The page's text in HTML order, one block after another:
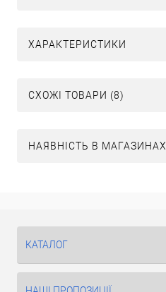
ХАРАКТЕРИСТИКИ
СХОЖІ ТОВАРИ (8)
НАЯВНІСТЬ В МАГАЗИНАХ
КАТАЛОГ